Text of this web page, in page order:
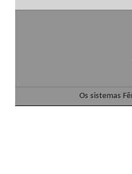
Os sistemas